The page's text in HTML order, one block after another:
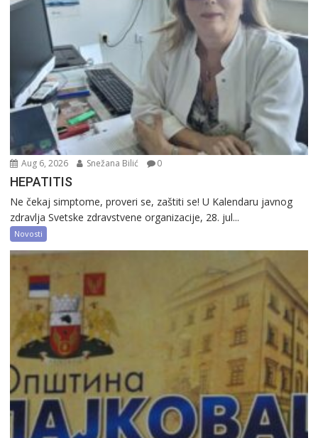
Aug 6, 2026 Snežana Bilić 0
HEPATITIS
Ne čekaj simptome, proveri se, zaštiti se! U Kalendaru javnog
zdravlja Svetske zdravstvene organizacije, 28. jul...
Novosti